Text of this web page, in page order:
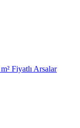
Fiyatlı Arsalar